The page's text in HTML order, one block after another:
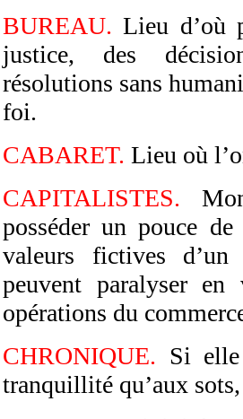
BUREAU.Lieu d’où
justice, des
résolutions sans
foi.
CABARET. Lieu où
CAPITALISTES.
posséder un pouce
valeurs fictives
peuvent paralyser en
opérations du
CHRONIQUE. Si
tranquillité qu’aux